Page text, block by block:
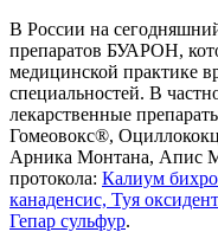
В России на
препаратов БУАРОН,
медицинской практике
специальностей. В
лекарственные
Гомеовокс®,
Арника Монтана, Апис
протокола: Калиум
канаденсис, Туя
Гепар сульфур.